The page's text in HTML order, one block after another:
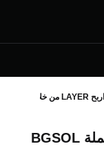
اربح LAYER من خلال الاحتفاظ بعملة BGSOL